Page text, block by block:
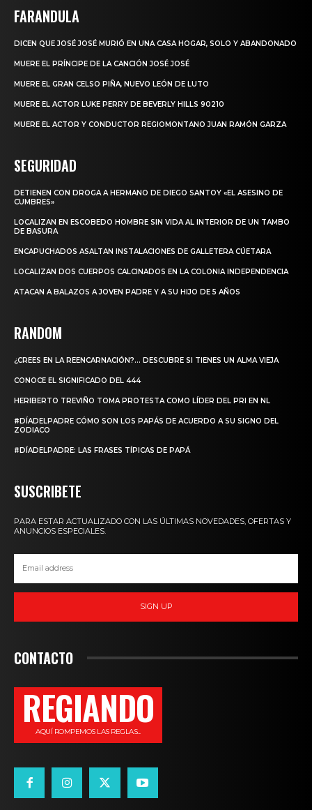
FARANDULA
DICEN QUE JOSÉ JOSÉ MURIÓ EN UNA CASA HOGAR, SOLO Y ABANDONADO
MUERE EL PRÍNCIPE DE LA CANCIÓN JOSÉ JOSÉ
MUERE EL GRAN CELSO PIÑA, NUEVO LEÓN DE LUTO
MUERE EL ACTOR LUKE PERRY DE BEVERLY HILLS 90210
MUERE EL ACTOR Y CONDUCTOR REGIOMONTANO JUAN RAMÓN GARZA
SEGURIDAD
DETIENEN CON DROGA A HERMANO DE DIEGO SANTOY «EL ASESINO DE
CUMBRES»
LOCALIZAN EN ESCOBEDO HOMBRE SIN VIDA AL INTERIOR DE UN TAMBO
DE BASURA
ENCAPUCHADOS ASALTAN INSTALACIONES DE GALLETERA CÚETARA
LOCALIZAN DOS CUERPOS CALCINADOS EN LA COLONIA INDEPENDENCIA
ATACAN A BALAZOS A JOVEN PADRE Y A SU HIJO DE 5 AÑOS
RANDOM
¿CREES EN LA REENCARNACIÓN?… DESCUBRE SI TIENES UN ALMA VIEJA
CONOCE EL SIGNIFICADO DEL 444
HERIBERTO TREVIÑO TOMA PROTESTA COMO LÍDER DEL PRI EN NL
#DÍADELPADRE CÓMO SON LOS PAPÁS DE ACUERDO A SU SIGNO DEL
ZODIACO
#DÍADELPADRE: LAS FRASES TÍPICAS DE PAPÁ
SUSCRIBETE
PARA ESTAR ACTUALIZADO CON LAS ÚLTIMAS NOVEDADES, OFERTAS Y
ANUNCIOS ESPECIALES.
SIGN UP
CONTACTO
REGIANDO
AQUÍ ROMPEMOS LAS REGLAS...